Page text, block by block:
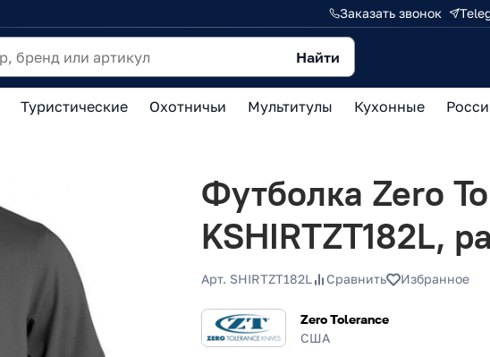
Заказать звонок
Найти
Туристические Охотничьи Мультитулы Кухонные
Футболка Zero
KSHIRTZT182L,
Арт. SHIRTZT182L Сравнить Избранное
Zero Tolerance
США